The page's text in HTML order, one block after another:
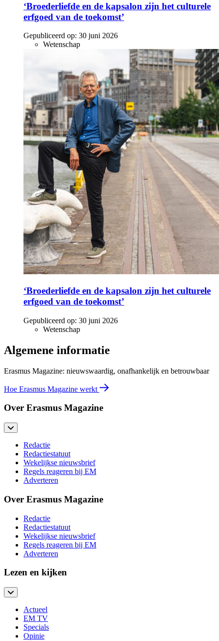
‘Broederliefde en de kapsalon zijn het culturele
erfgoed van de toekomst’
Gepubliceerd op: 30 juni 2026
Wetenschap
‘Broederliefde en de kapsalon zijn het culturele
erfgoed van de toekomst’
Gepubliceerd op: 30 juni 2026
Wetenschap
Algemene informatie
Erasmus Magazine: nieuwswaardig, onafhankelijk en betrouwbaar
Hoe Erasmus Magazine werkt
Over Erasmus Magazine
Redactie
Redactiestatuut
Wekelijkse nieuwsbrief
Regels reageren bij EM
Adverteren
Over Erasmus Magazine
Redactie
Redactiestatuut
Wekelijkse nieuwsbrief
Regels reageren bij EM
Adverteren
Lezen en kijken
Actueel
EM TV
Specials
Opinie